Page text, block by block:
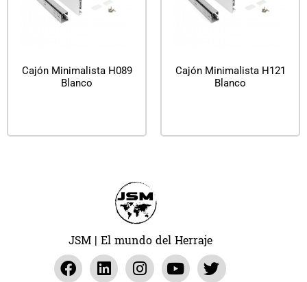
Cajón Minimalista H089
Blanco
Cajón Minimalista H121
Blanco
JSM | El mundo del Herraje